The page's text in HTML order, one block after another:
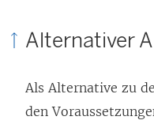
F
n
s
Alternativer
Als Alternative zu
den